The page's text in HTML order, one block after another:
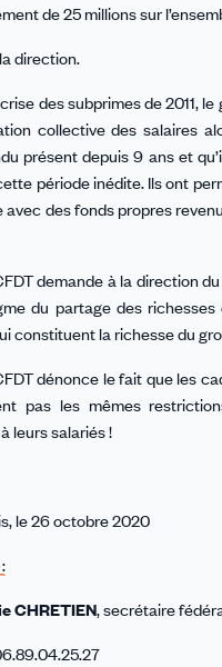
de 25 millions sur
direction.
des subprimes de 2011,
collective des salaires
présent depuis 9 ans et
période inédite. Ils ont
avec des fonds propres
demande à la direction
du partage des richesses
constituent la richesse du
dénonce le fait que les
pas les mêmes
leurs salariés !
le 26 octobre 2020
CHRETIEN, secrétaire